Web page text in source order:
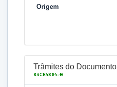
Origem
Trâmites do Documento
83CE4884-e